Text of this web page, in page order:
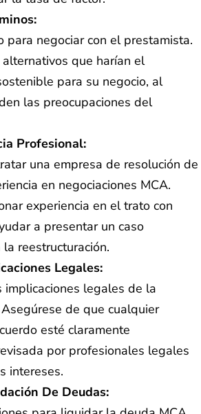
para negociar con el prestamista.
que harían el
para su negocio, al
las preocupaciones del
Profesional:
una empresa de resolución de
en negociaciones MCA.
experiencia en el trato con
a presentar un caso
reestructuración.
Legales:
implicaciones legales de la
de que cualquier
esté claramente
por profesionales legales
intereses.
De Deudas: